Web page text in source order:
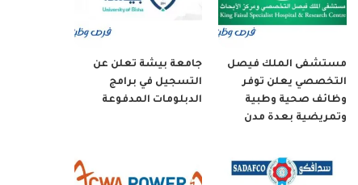
مستشفى الملك فيصل
التخصصي يعلن توفر
وظائف صحية وطبية
وتمريضية بعدة مدن
جامعة بيشة تعلن عن
التسجيل في برامج
الدبلومات المدفوعة